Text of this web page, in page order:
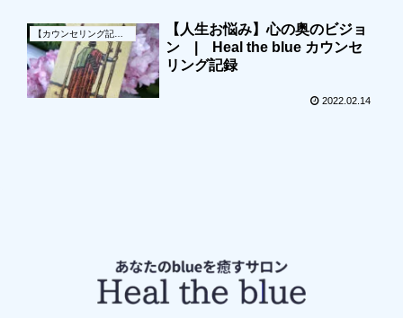
【人生お悩み】心の奥のビジョ
ン | Heal the blue カウンセ
リング記録
2022.02.14